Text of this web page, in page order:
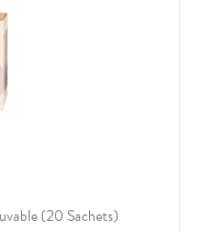
(20 Sachets)